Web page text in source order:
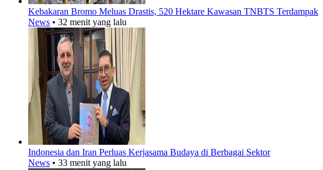
Kebakaran Bromo Meluas Drastis, 520 Hektare Kawasan TNBTS Terdampak
News • 32 menit yang lalu
Indonesia dan Iran Perluas Kerjasama Budaya di Berbagai Sektor
News • 33 menit yang lalu